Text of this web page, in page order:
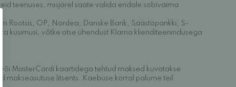
teenuses, misjärel saate valida endale sobivaima
Rootsis, OP, Nordea, Danske Bank, Säästöpankki, S-
küsimusi, võtke otse ühendust Klarna klienditeenindusega
MasterCardi kaartidega tehtud maksed kuvatakse
litsents. Kaebuse korral palume teil